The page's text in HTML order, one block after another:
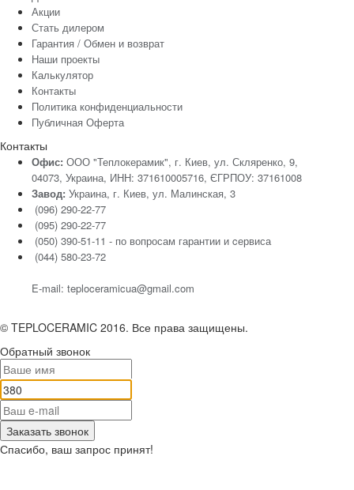
Акции
Стать дилером
Гарантия / Обмен и возврат
Наши проекты
Калькулятор
Контакты
Политика конфиденциальности
Публичная Оферта
Контакты
Офис: ООО "Теплокерамик", г. Киев, ул. Скляренко, 9,
04073, Украина, ИНН: 371610005716, ЄГРПОУ: 37161008
Завод: Украина, г. Киев, ул. Малинская, 3
(096) 290-22-77
(095) 290-22-77
(050) 390-51-11 - по вопросам гарантии и cервиса
(044) 580-23-72
E-mail: teploceramicua@gmail.com
© TEPLOCERAMIC 2016. Все права защищены.
Обратный звонок
Заказать звонок
Спасибо, ваш запрос принят!